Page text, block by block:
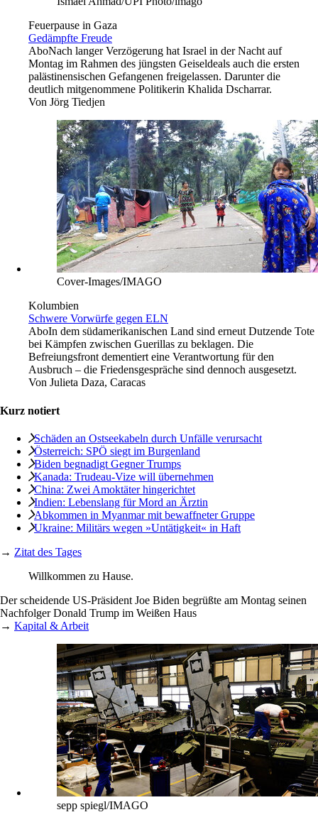
Feuerpause in Gaza
Gedämpfte Freude
AboNach langer Verzögerung hat Israel in der Nacht auf
Montag im Rahmen des jüngsten Geiseldeals auch die ersten
palästinensischen Gefangenen freigelassen. Darunter die
deutlich mitgenommene Politikerin Khalida Dscharrar.
Von Jörg Tiedjen
Cover-Images/IMAGO
Kolumbien
Schwere Vorwürfe gegen ELN
AboIn dem südamerikanischen Land sind erneut Dutzende Tote
bei Kämpfen zwischen Guerillas zu beklagen. Die
Befreiungsfront dementiert eine Verantwortung für den
Ausbruch – die Friedensgespräche sind dennoch ausgesetzt.
Von Julieta Daza, Caracas
Kurz notiert
Schäden an Ostseekabeln durch Unfälle verursacht
Österreich: SPÖ siegt im Burgenland
Biden begnadigt Gegner Trumps
Kanada: Trudeau-Vize will übernehmen
China: Zwei Amoktäter hingerichtet
Indien: Lebenslang für Mord an Ärztin
Abkommen in Myanmar mit bewaffneter Gruppe
Ukraine: Militärs wegen »Untätigkeit« in Haft
→ Zitat des Tages
Willkommen zu Hause.
Der scheidende US-Präsident Joe Biden begrüßte am Montag seinen
Nachfolger Donald Trump im Weißen Haus
→ Kapital & Arbeit
sepp spiegl/IMAGO